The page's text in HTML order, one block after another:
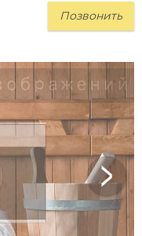
Позвонить